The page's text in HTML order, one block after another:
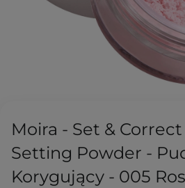
Moira - Set &
Setting Powder -
Korygujący - 005